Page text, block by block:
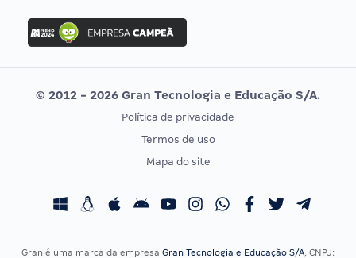
Concurso Ibama
Concurso MPU
Editais publicados
Vunesp
CONCURSOS POR PROFISSÃO
Concursos Fiscais
EXAME DE ORDEM
Calendário OAB
© 2012 - 2026 Gran Tecnologia e Educação S/A.
Política de privacidade
Termos de uso
Mapa do site
Gran é uma marca da empresa Gran Tecnologia e Educação S/A, CNPJ: